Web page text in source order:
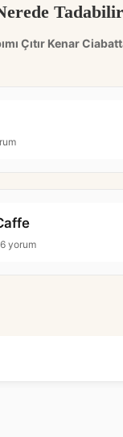
Çıtır Kenar
yorum